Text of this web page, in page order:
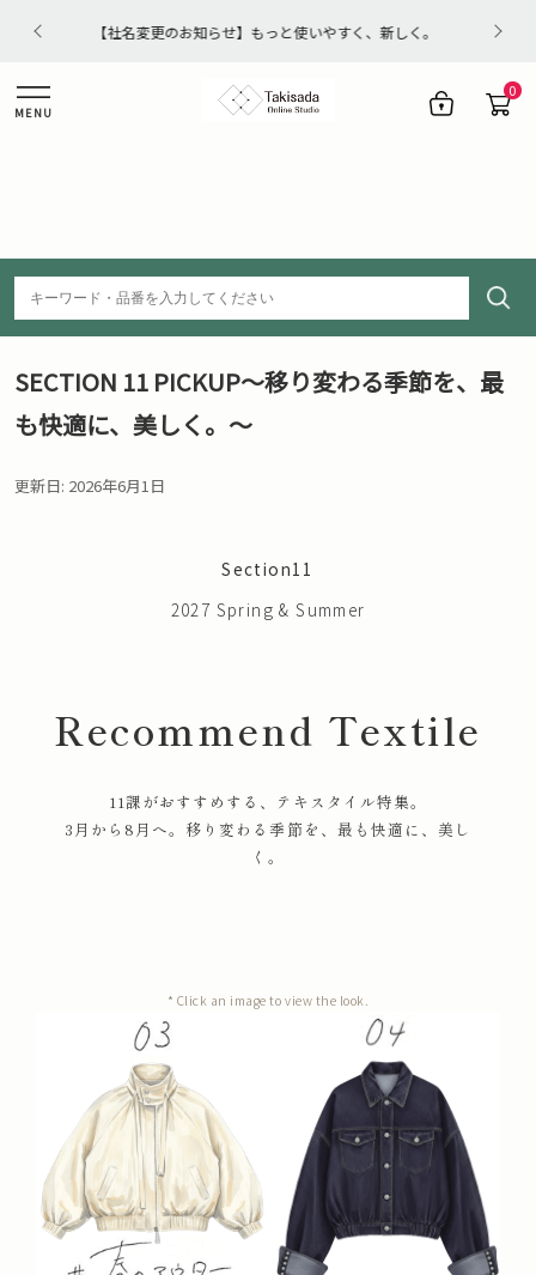
【重要】夏季休業のお知らせ
0
MENU
SECTION 11 PICKUP～移り変わる季節を、最
も快適に、美しく。～
更新日: 2026年6月1日
Section11
2027 Spring & Summer
Recommend Textile
11課がおすすめする、テキスタイル特集。
3月から8月へ。移り変わる季節を、最も快適に、美し
く。
* Click an image to view the look.